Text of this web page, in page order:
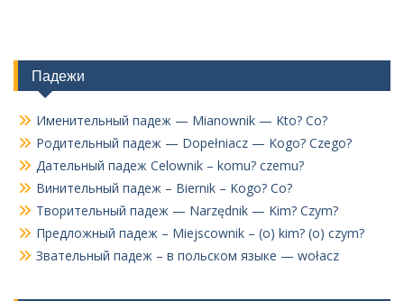
Падежи
Именительный падеж — Mianownik — Kto? Co?
Родительный падеж — Dopełniacz — Kogo? Czego?
Дательный падеж Celownik – komu? czemu?
Винительный падеж – Biernik – Kogo? Co?
Творительный падеж — Narzędnik — Kim? Czym?
Предложный падеж – Miejscownik – (o) kim? (o) czym?
Звательный падеж – в польском языке — wołacz